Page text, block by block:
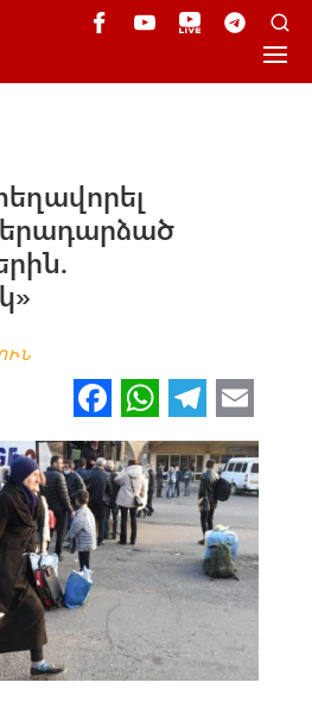
Fa
ce
b
o
o
k
W
h
at
s
A
p
p
Te
le
gr
a
m
m
ail